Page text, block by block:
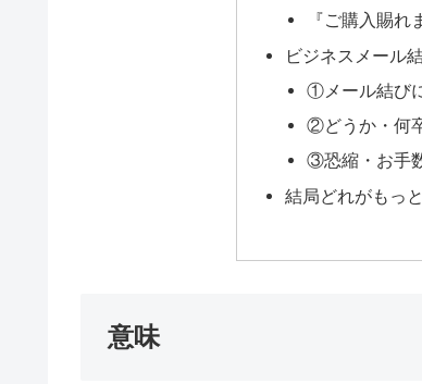
『ご購入賜
ビジネスメール
①メール結び
②どうか・何
③恐縮・お手
結局どれがもっ
意味